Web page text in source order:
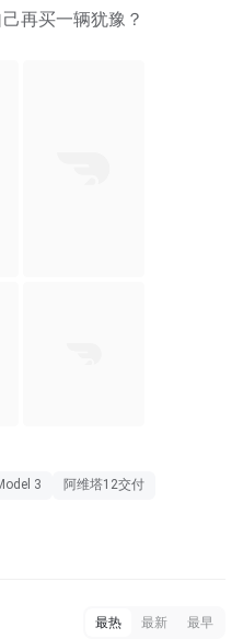
再买一辆犹豫？
3
阿维塔12交付
最热 最新 最早